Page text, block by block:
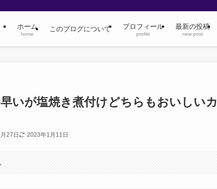
ホーム
home
このブログについて プロフィール
profile
最新の投稿
new post
いが塩焼き煮付けどちらもおいしいカ
27日 2023年1月11日